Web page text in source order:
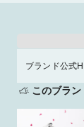
ブランド公式
このブラ